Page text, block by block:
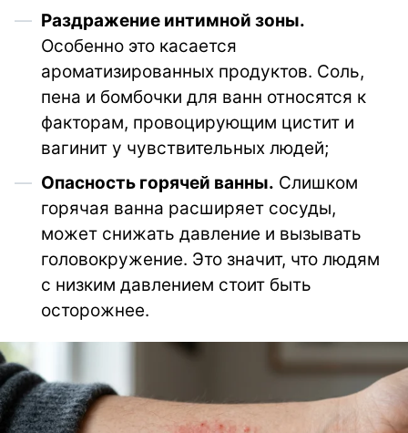
Раздражение интимной зоны.
Особенно это касается
ароматизированных продуктов. Соль,
пена и бомбочки для ванн относятся к
факторам, провоцирующим цистит и
вагинит у чувствительных людей;
Опасность горячей ванны. Слишком
горячая ванна расширяет сосуды,
может снижать давление и вызывать
головокружение. Это значит, что людям
с низким давлением стоит быть
осторожнее.